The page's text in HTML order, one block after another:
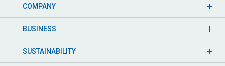
COMPANY
BUSINESS
SUSTAINABILITY